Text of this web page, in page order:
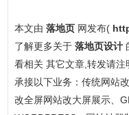
本文由 落地页 网发布(
了解更多关于 落地页设计
看相关 其它文章,转发请注
承接以下业务：传统网站
改全屏网站改大屏展示、